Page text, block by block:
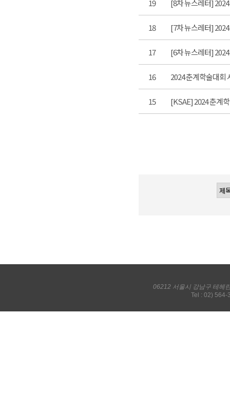
19 [8차 뉴스레터]
18 [7차 뉴스레터]
17 [6차 뉴스레터]
16 2024 춘계학술대
15 [KSAE] 2024 춘계
06212 서울시 강남구 테헤
Tel : 02) 564-